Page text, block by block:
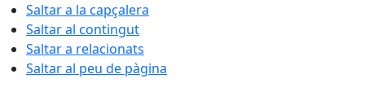
Saltar a la capçalera
Saltar al contingut
Saltar a relacionats
Saltar al peu de pàgina